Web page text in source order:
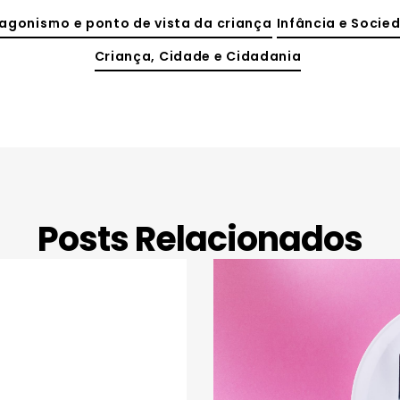
e ponto de vista da criança Infância e
Criança, Cidade e Cidadania
Posts Relacionados